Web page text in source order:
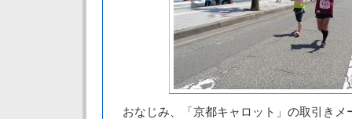
おなじみ、「京都キャロット」の取引きメ